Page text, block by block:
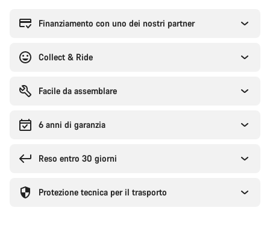
l'acquistoFinanziamento con uno dei nostri partner
Collect & Ride
Facile da assemblare
6 anni di garanzia
Reso entro 30 giorni
Protezione tecnica per il trasporto